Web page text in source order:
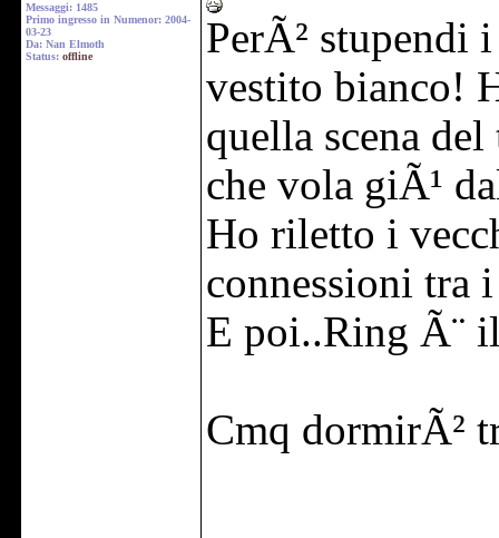
Messaggi: 1485
Primo ingresso in Numenor: 2004-
03-23
Da: Nan Elmoth
Status: offline
PerÃ² stupendi
vestito bianco!
quella scena
che vola giÃ¹
Ho riletto i
connessioni tra
E poi..Ring Ã¨
Cmq dormirÃ²